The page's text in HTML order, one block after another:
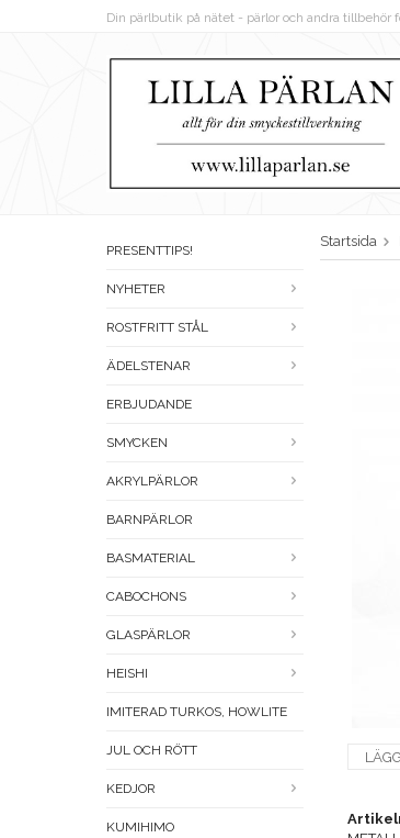
Din pärlbutik på nätet - pärlor och andra
PRESENTTIPS!
NYHETER
ROSTFRITT STÅL
ÄDELSTENAR
ERBJUDANDE
SMYCKEN
AKRYLPÄRLOR
BARNPÄRLOR
BASMATERIAL
CABOCHONS
GLASPÄRLOR
HEISHI
IMITERAD TURKOS, HOWLITE
JUL OCH RÖTT
KEDJOR
KUMIHIMO
Startsida